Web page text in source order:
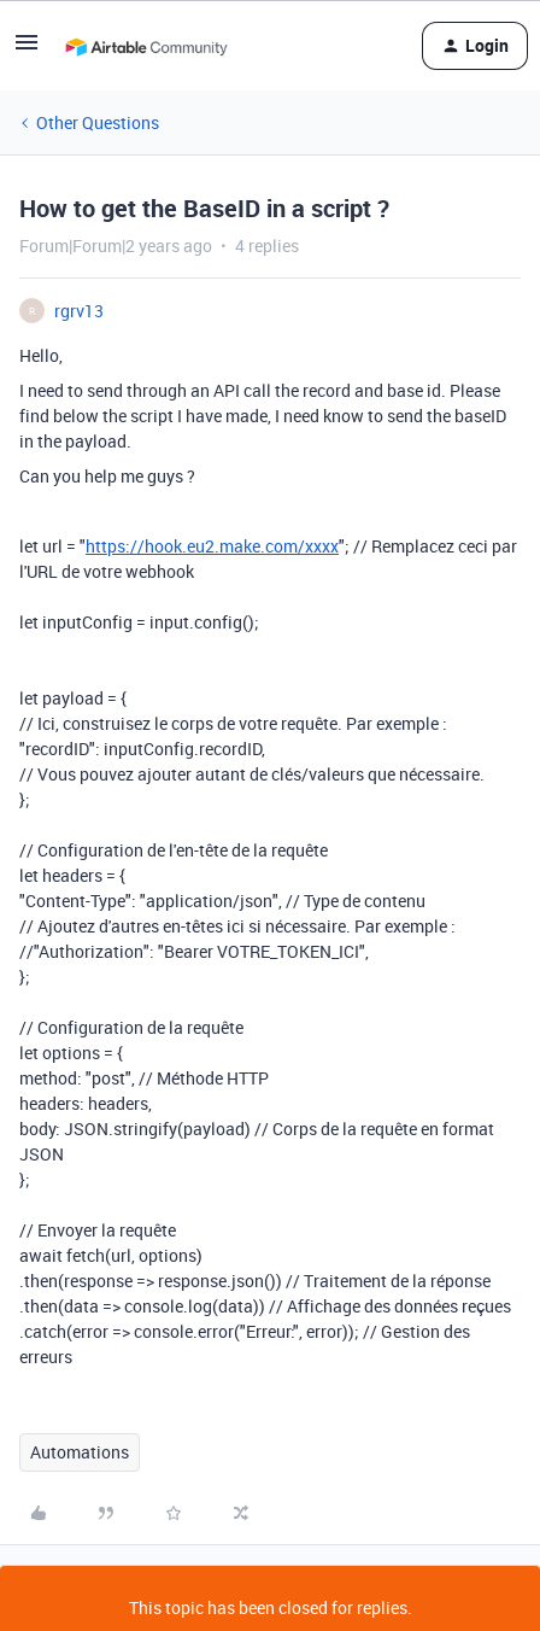
Login
Other Questions
How to get the BaseID in a script ?
Forum|Forum|2 years ago 4 replies
R
rgrv13
Hello,
I need to send through an API call the record and base id. Please
find below the script I have made, I need know to send the baseID
in the payload.
Can you help me guys ?
let url = "https://hook.eu2.make.com/xxxx"; // Remplacez ceci par
l'URL de votre webhook
let inputConfig = input.config();
let payload = {
// Ici, construisez le corps de votre requête. Par exemple :
"recordID": inputConfig.recordID,
// Vous pouvez ajouter autant de clés/valeurs que nécessaire.
};
// Configuration de l'en-tête de la requête
let headers = {
"Content-Type": "application/json",// Type de contenu
// Ajoutez d'autres en-têtes ici si nécessaire. Par exemple :
//"Authorization": "Bearer VOTRE_TOKEN_ICI",
};
// Configuration de la requête
letoptions = {
method: "post",// Méthode HTTP
headers: headers,
body: JSON.stringify(payload) // Corps de la requête en format
JSON
};
// Envoyer la requête
awaitfetch(url,options)
.then(response => response.json()) // Traitement de la réponse
.then(data =>console.log(data)) // Affichage des données reçues
.catch(error =>console.error("Erreur:",error)); // Gestion des
erreurs
Automations
This topic has been closed for replies.